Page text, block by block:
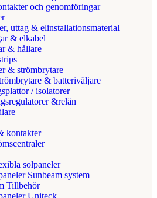
och genomföringar
uttag & elinstallationsmaterial
& elkabel
& hållare
& strömbrytare
& batteriväljare
/ isolatorer
&relän
kontakter
solpaneler
Sunbeam system
Tillbehör
Uniteck